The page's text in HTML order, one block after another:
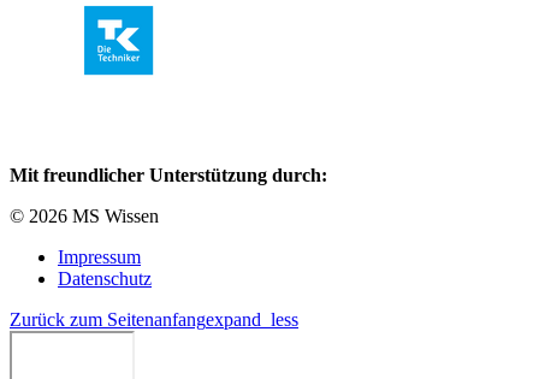
Mit freundlicher Unterstützung durch:
© 2026 MS Wissen
Impressum
Datenschutz
Zurück zum Seitenanfangexpand_less